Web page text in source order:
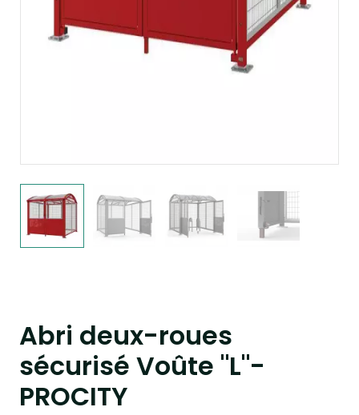
Abri deux-roues
sécurisé Voûte "L"-
PROCITY